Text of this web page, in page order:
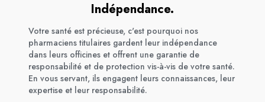
Indépendance.
Votre santé est précieuse, c'est pourquoi nos
pharmaciens titulaires gardent leur indépendance
dans leurs officines et offrent une garantie de
responsabilité et de protection vis-à-vis de votre santé.
En vous servant, ils engagent leurs connaissances, leur
expertise et leur responsabilité.